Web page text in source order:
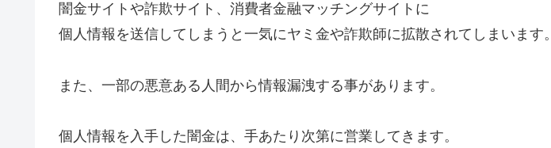
闇金サイトや詐欺サイト、消費者金融マッチングサイトに
個人情報を送信してしまうと一気にヤミ金や詐欺師に拡散されてしまいます。
また、一部の悪意ある人間から情報漏洩する事があります。
個人情報を入手した闇金は、手あたり次第に営業してきます。